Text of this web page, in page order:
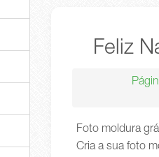
Feliz
Foto moldura
Cria a sua foto